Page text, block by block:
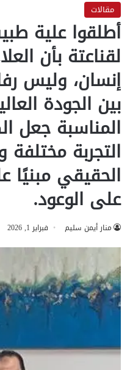
مقالات
أطلقوا علية
لقناعتة بأن
إنسان، وليس
بين الجودة
المناسبة جعل
التجربة مختلفة
الحقيقي مبنيًا
على الوعود.
منار أيمن سليم فبراير 1, 2026